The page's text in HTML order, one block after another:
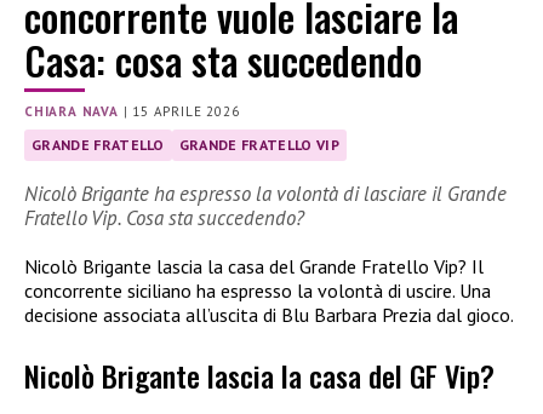
concorrente vuole lasciare la
Casa: cosa sta succedendo
CHIARA NAVA | 15 APRILE 2026
GRANDE FRATELLO GRANDE FRATELLO VIP
Nicolò Brigante ha espresso la volontà di lasciare il Grande
Fratello Vip. Cosa sta succedendo?
Nicolò Brigante lascia la casa del Grande Fratello Vip? Il
concorrente siciliano ha espresso la volontà di uscire. Una
decisione associata all’uscita di Blu Barbara Prezia dal gioco.
Nicolò Brigante lascia la casa del GF Vip?